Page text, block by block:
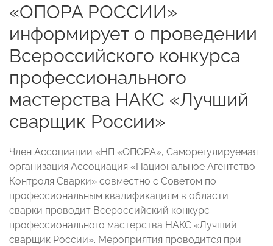
«ОПОРА РОССИИ»
информирует о проведении
Всероссийского конкурса
профессионального
мастерства НАКС «Лучший
сварщик России»
Член Ассоциации «НП «ОПОРА», Саморегулируемая
организация Ассоциация «Национальное Агентство
Контроля Сварки» совместно с Советом по
профессиональным квалификациям в области
сварки проводит Всероссийский конкурс
профессионального мастерства НАКС «Лучший
сварщик России». Мероприятия проводится при